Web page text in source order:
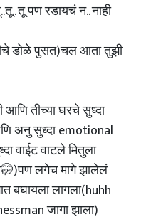
तू पण रडायचं न.. नाही
डोळे पुसत)चल आता तुझी
तीच्या घरचे सुध्दा
अनु सुध्दा emotional
वाईट वाटले मितुला
लगेच मागे झालेलं
बघायला लागला(huhh
जागा झाला)